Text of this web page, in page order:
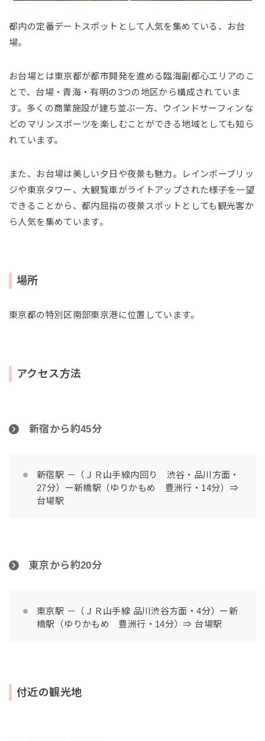
都内の定番デートスポットとして人気を集めている、お台
場。
お台場とは東京都が都市開発を進める臨海副都心エリアのこ
とで、台場・青海・有明の3つの地区から構成されていま
す。多くの商業施設が建ち並ぶ一方、ウインドサーフィンな
どのマリンスポーツを楽しむことができる地域としても知ら
れています。
また、お台場は美しい夕日や夜景も魅力。レインボーブリッ
ジや東京タワー、大観覧車がライトアップされた様子を一望
できることから、都内屈指の夜景スポットとしても観光客か
ら人気を集めています。
場所
東京都の特別区南部東京港に位置しています。
アクセス方法
新宿から約45分
新宿駅 －（ＪＲ山手線内回り 渋谷・品川方面・
27分）ー新橋駅（ゆりかもめ 豊洲行・14分）⇒
台場駅
東京から約20分
東京駅 －（ＪＲ山手線 品川渋谷方面・4分）ー新
橋駅（ゆりかもめ 豊洲行・14分）⇒ 台場駅
付近の観光地